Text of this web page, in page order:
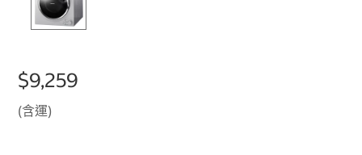
$9,259
(含運)